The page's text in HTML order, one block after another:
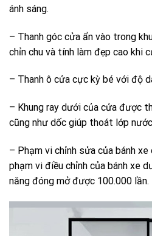
ánh sáng.
– Thanh góc cửa ẩn vào trong
chỉn chu và tính làm đẹp cao khi
– Thanh ô cửa cực kỳ bé với độ
– Khung ray dưới của cửa được
cũng như dốc giúp thoát lớp
– Phạm vi chỉnh sửa của bánh
phạm vi điều chỉnh của bánh xe
năng đóng mở được 100.000 lần.